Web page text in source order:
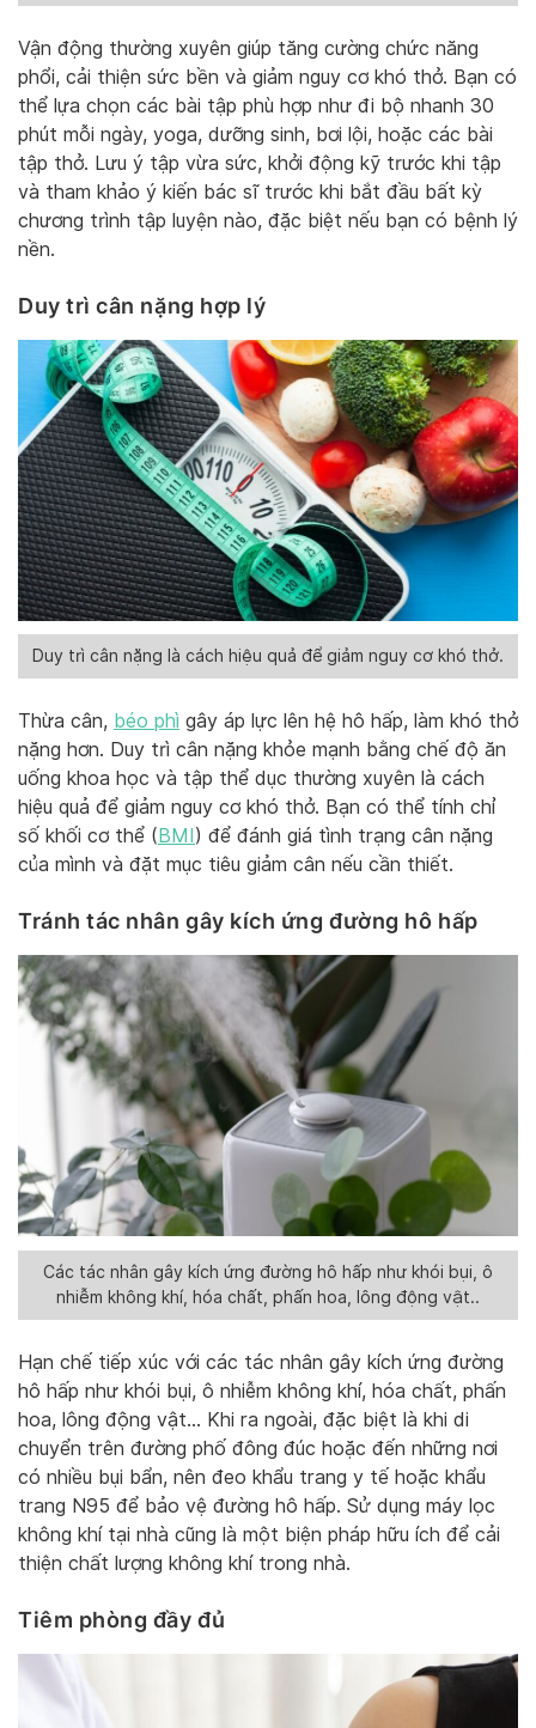
Vận động thường xuyên giúp tăng cường chức năng
phổi, cải thiện sức bền và giảm nguy cơ khó thở. Bạn có
thể lựa chọn các bài tập phù hợp như đi bộ nhanh 30
phút mỗi ngày, yoga, dưỡng sinh, bơi lội, hoặc các bài
tập thở. Lưu ý tập vừa sức, khởi động kỹ trước khi tập
và tham khảo ý kiến bác sĩ trước khi bắt đầu bất kỳ
chương trình tập luyện nào, đặc biệt nếu bạn có bệnh lý
nền.
Duy trì cân nặng hợp lý
Duy trì cân nặng là cách hiệu quả để giảm nguy cơ khó thở.
Thừa cân, béo phì gây áp lực lên hệ hô hấp, làm khó thở
nặng hơn. Duy trì cân nặng khỏe mạnh bằng chế độ ăn
uống khoa học và tập thể dục thường xuyên là cách
hiệu quả để giảm nguy cơ khó thở. Bạn có thể tính chỉ
số khối cơ thể ( BMI ) để đánh giá tình trạng cân nặng
của mình và đặt mục tiêu giảm cân nếu cần thiết.
Tránh tác nhân gây kích ứng đường hô hấp
Các tác nhân gây kích ứng đường hô hấp như khói bụi, ô
nhiễm không khí, hóa chất, phấn hoa, lông động vật..
Hạn chế tiếp xúc với các tác nhân gây kích ứng đường
hô hấp như khói bụi, ô nhiễm không khí, hóa chất, phấn
hoa, lông động vật… Khi ra ngoài, đặc biệt là khi di
chuyển trên đường phố đông đúc hoặc đến những nơi
có nhiều bụi bẩn, nên đeo khẩu trang y tế hoặc khẩu
trang N95 để bảo vệ đường hô hấp. Sử dụng máy lọc
không khí tại nhà cũng là một biện pháp hữu ích để cải
thiện chất lượng không khí trong nhà.
Tiêm phòng đầy đủ